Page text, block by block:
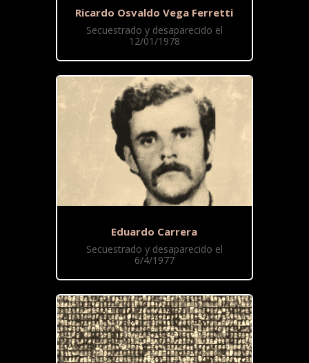
Ricardo Osvaldo Vega Ferretti
Secuestrado y desaparecido el
12/01/1978
Eduardo Carrera
Secuestrado y desaparecido el
6/4/1977